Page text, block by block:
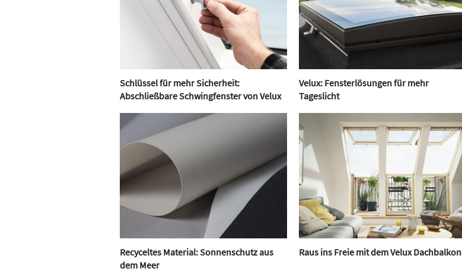
Schlüssel für mehr Sicherheit:
Abschließbare Schwingfenster von Velux
Velux: Fensterlösungen für mehr
Tageslicht
Recyceltes Material: Sonnenschutz aus
dem Meer
Raus ins Freie mit dem Velux Dachbalkon